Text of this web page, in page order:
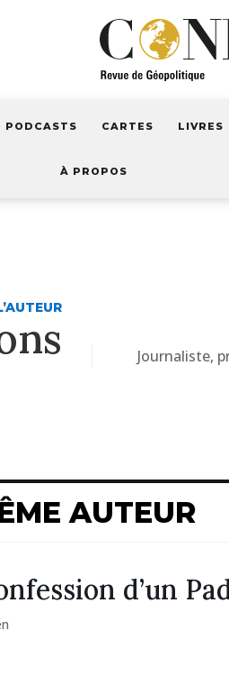
PODCASTS CARTES LIVRES
À PROPOS
Journaliste,
AUTEUR
d’un